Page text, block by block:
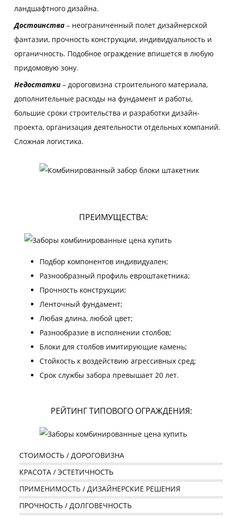
ландшафтного дизайна.
Достоинства – неограниченный полет дизайнерской
фантазии, прочность конструкции, индивидуальность и
органичность. Подобное ограждение впишется в любую
придомовую зону.
Недостатки – дороговизна строительного материала,
дополнительные расходы на фундамент и работы,
большие сроки строительства и разработки дизайн-
проекта, организация деятельности отдельных компаний.
Сложная логистика.
ПРЕИМУЩЕСТВА:
Подбор компонентов индивидуален;
Разнообразный профиль евроштакетника;
Прочность конструкции;
Ленточный фундамент;
Любая длина, любой цвет;
Разнообразие в исполнении столбов;
Блоки для столбов имитирующие камень;
Стойкость к воздействию агрессивных сред;
Срок службы забора превышает 20 лет.
РЕЙТИНГ ТИПОВОГО ОГРАЖДЕНИЯ:
СТОИМОСТЬ / ДОРОГОВИЗНА
КРАСОТА / ЭСТЕТИЧНОСТЬ
ПРИМЕНИМОСТЬ / ДИЗАЙНЕРСКИЕ РЕШЕНИЯ
ПРОЧНОСТЬ / ДОЛГОВЕЧНОСТЬ